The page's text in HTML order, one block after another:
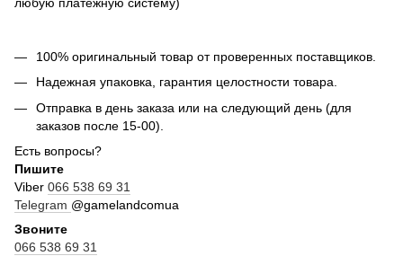
100% оригинальный товар от проверенных поставщиков.
Надежная упаковка, гарантия целостности товара.
Отправка в день заказа или на следующий день (для
заказов после 15-00).
Есть вопросы?
Пишите
Viber 066 538 69 31
Telegram @gamelandcomua
Звоните
066 538 69 31